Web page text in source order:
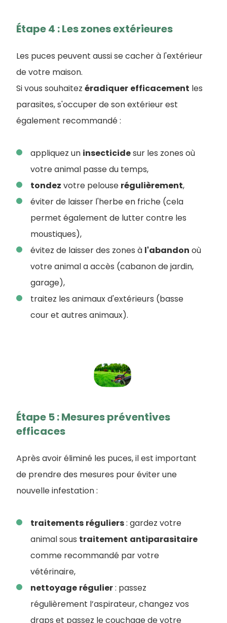
Étape 4 : Les zones extérieures
Les puces peuvent aussi se cacher à l'extérieur
de votre maison.
Si vous souhaitez éradiquer efficacement les
parasites, s'occuper de son extérieur est
également recommandé :
appliquez un insecticidesur les zones où
votre animal passe du temps,
tondez votre pelouse régulièrement,
éviter de laisser l'herbe en friche (cela
permet également de lutter contre les
moustiques),
évitez de laisser des zones à l'abandon où
votre animal a accès (cabanon de jardin,
garage),
traitez les animaux d'extérieurs (basse
cour et autres animaux).
Étape 5 : Mesures préventives
efficaces
Après avoir éliminé les puces, il est important
de prendre des mesures pour éviter une
nouvelle infestation :
traitements réguliers: gardez votre
animal sous traitement antiparasitaire
comme recommandé par votre
vétérinaire,
nettoyage régulier: passez
régulièrement l’aspirateur, changez vos
draps et passez le couchage de votre